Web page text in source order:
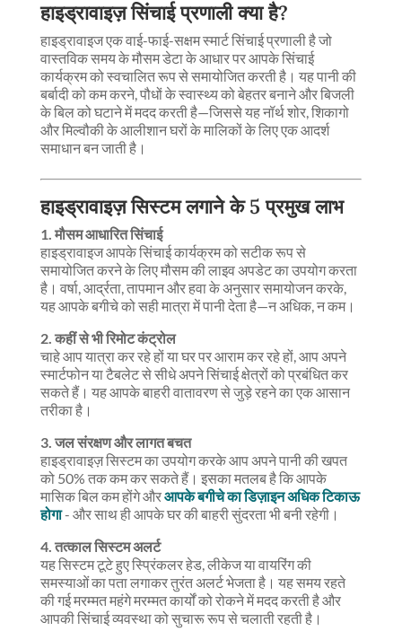
हाइड्रावाइज़ सिंचाई प्रणाली क्या है?
हाइड्रावाइज एक वाई-फाई-सक्षम स्मार्ट सिंचाई प्रणाली है जो
वास्तविक समय के मौसम डेटा के आधार पर आपके सिंचाई
कार्यक्रम को स्वचालित रूप से समायोजित करती है। यह पानी की
बर्बादी को कम करने, पौधों के स्वास्थ्य को बेहतर बनाने और बिजली
के बिल को घटाने में मदद करती है—जिससे यह नॉर्थ शोर, शिकागो
और मिल्वौकी के आलीशान घरों के मालिकों के लिए एक आदर्श
समाधान बन जाती है।
हाइड्रावाइज़ सिस्टम लगाने के 5 प्रमुख लाभ
1. मौसम आधारित सिंचाई
हाइड्रावाइज आपके सिंचाई कार्यक्रम को सटीक रूप से
समायोजित करने के लिए मौसम की लाइव अपडेट का उपयोग करता
है। वर्षा, आर्द्रता, तापमान और हवा के अनुसार समायोजन करके,
यह आपके बगीचे को सही मात्रा में पानी देता है—न अधिक, न कम।
2. कहीं से भी रिमोट कंट्रोल
चाहे आप यात्रा कर रहे हों या घर पर आराम कर रहे हों, आप अपने
स्मार्टफोन या टैबलेट से सीधे अपने सिंचाई क्षेत्रों को प्रबंधित कर
सकते हैं। यह आपके बाहरी वातावरण से जुड़े रहने का एक आसान
तरीका है।
3. जल संरक्षण और लागत बचत
हाइड्रावाइज़ सिस्टम का उपयोग करके आप अपने पानी की खपत
को 50% तक कम कर सकते हैं। इसका मतलब है कि आपके
मासिक बिल कम होंगे औरआपके बगीचे का डिज़ाइन अधिक टिकाऊ
होगा- और साथ ही आपके घर की बाहरी सुंदरता भी बनी रहेगी।
4. तत्काल सिस्टम अलर्ट
यह सिस्टम टूटे हुए स्प्रिंकलर हेड, लीकेज या वायरिंग की
समस्याओं का पता लगाकर तुरंत अलर्ट भेजता है। यह समय रहते
की गई मरम्मत महंगे मरम्मत कार्यों को रोकने में मदद करती है और
आपकी सिंचाई व्यवस्था को सुचारू रूप से चलाती रहती है।